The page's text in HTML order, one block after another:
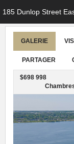
185 Dunlop Street
GALERIE
PARTAGER
$698 998